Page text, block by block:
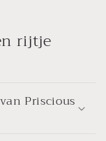
rijtje
Priscious